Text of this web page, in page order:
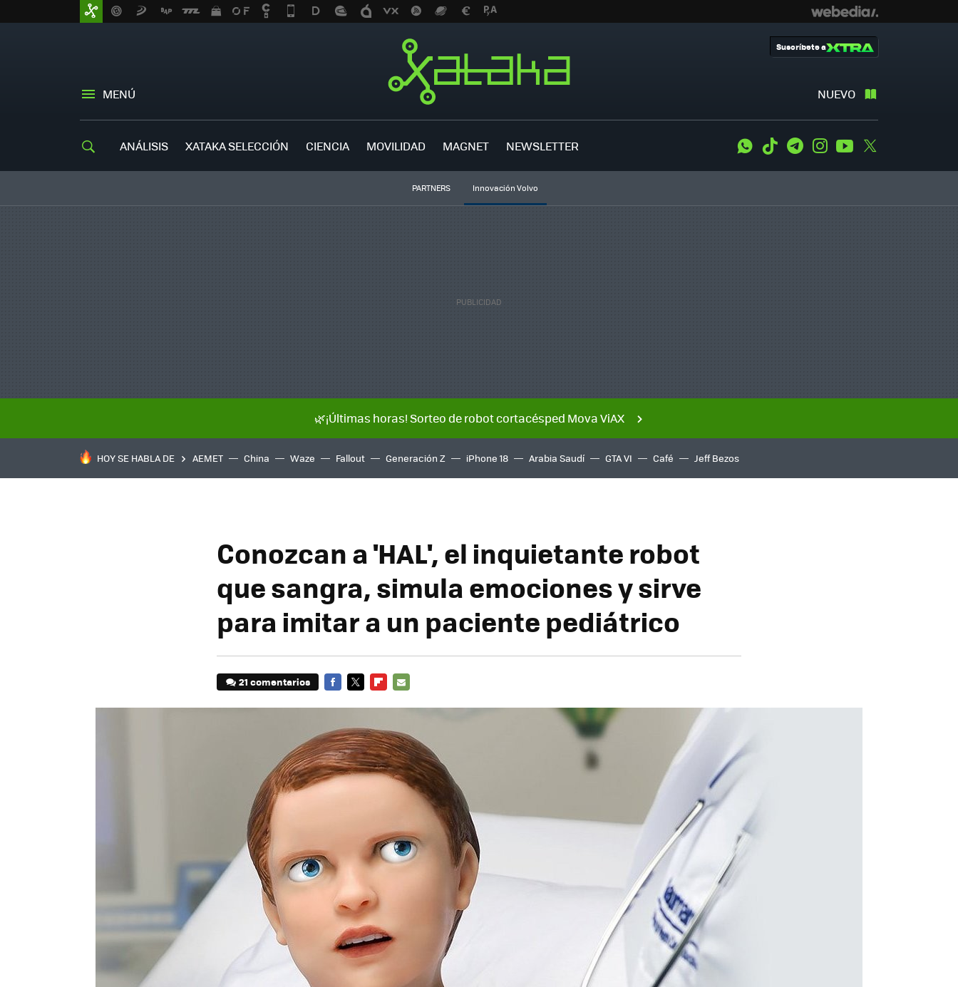
MENÚ NUEVO
Suscríbete a
ANÁLISIS XATAKA SELECCIÓN CIENCIA MOVILIDAD MAGNET NEWSLETTER WhatsApp
Tiktok TelegramInstagramYoutube
PARTNERS Innovación Volvo
🌿¡Últimas horas! Sorteo de robot cortacésped Mova ViAX
HOY SE HABLA DE AEMET China Waze Fallout Generación Z iPhone 18 Arabia Saudí GTA VI Café Jeff Bezos
Conozcan a 'HAL', el inquietante robot
que sangra, simula emociones y sirve
para imitar a un paciente pediátrico
21 comentarios